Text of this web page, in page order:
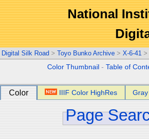
National
Digital Silk Road > Toyo Bunko Archive > X-6-41 >
Color Thumbnail -Table of
Color IIIF Color HighRes
Page